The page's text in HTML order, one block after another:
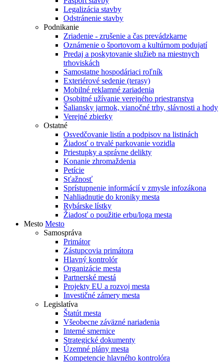
Legalizácia stavby
Odstránenie stavby
Podnikanie
Zriadenie - zrušenie a čas prevádzkarne
Oznámenie o športovom a kultúrnom podujatí
Predaj a poskytovanie služieb na miestnych
trhoviskách
Samostatne hospodáriaci roľník
Exteriérové sedenie (terasy)
Mobilné reklamné zariadenia
Osobitné užívanie verejného priestranstva
Šaliansky jarmok, vianočné trhy, slávnosti a hody
Verejné zbierky
Ostatné
Osvedčovanie listín a podpisov na listinách
Žiadosť o trvalé parkovanie vozidla
Priestupky a správne delikty
Konanie zhromaždenia
Petície
Sťažnosť
Sprístupnenie informácií v zmysle infozákona
Nahliadnutie do kroniky mesta
Rybárske lístky
Žiadosť o použitie erbu/loga mesta
Mesto Mesto
Samospráva
Primátor
Zástupcovia primátora
Hlavný kontrolór
Organizácie mesta
Partnerské mestá
Projekty EU a rozvoj mesta
Investičné zámery mesta
Legislatíva
Štatút mesta
Všeobecne záväzné nariadenia
Interné smernice
Strategické dokumenty
Územné plány mesta
Kompetencie hlavného kontrolóra